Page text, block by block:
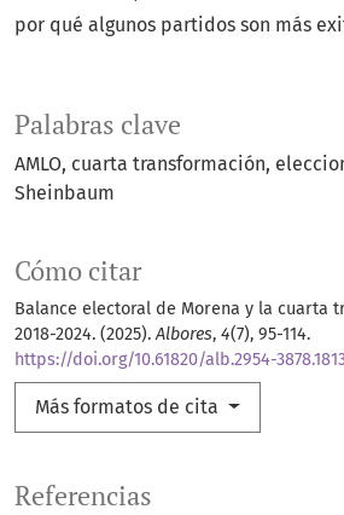
Palabras clave
AMLO cuarta transformación
Sheinbaum
Cómo citar
Balance electoral de Morena y la cuarta
2018-2024. (2025).Albores, 4(7), 95-114.
https://doi.org/10.61820/alb.2954-
Más formatos de cita
por qué algunos partidos son más
Referencias